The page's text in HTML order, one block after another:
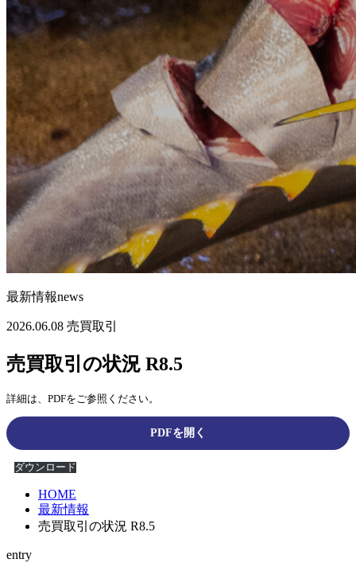
最新情報news
2026.06.08 売買取引
売買取引の状況 R8.5
詳細は、PDFをご参照ください。
PDFを開く
ダウンロード
HOME
最新情報
売買取引の状況 R8.5
entry